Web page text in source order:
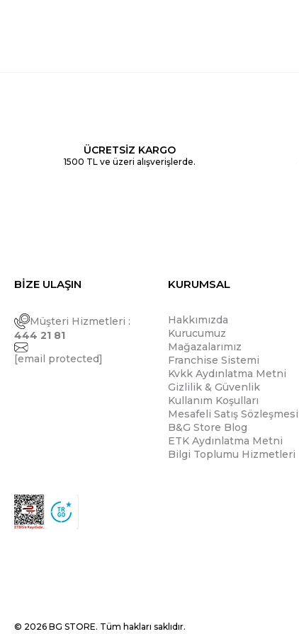
ÜCRETSİZ KARGO
1500 TL ve üzeri alışverişlerde.
BİZE ULAŞIN
Müşteri Hizmetleri :
444 21 81
[email protected]
KURUMSAL
Hakkımızda
Kurucumuz
Mağazalarımız
Franchise Sistemi
Kvkk Aydınlatma Metni
Gizlilik & Güvenlik
Kullanım Koşulları
Mesafeli Satış Sözleşmesi
B&G Store Blog
ETK Aydınlatma Metni
Bilgi Toplumu Hizmetleri
© 2026 BG STORE. Tüm hakları saklıdır.